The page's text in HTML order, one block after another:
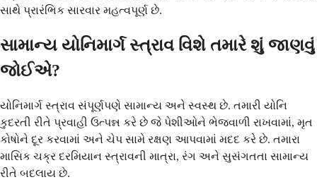
સાથે પ્રારંભિક સારવાર મહત્વપૂર્ણ છે.
સામાન્ય યોનિમાર્ગ સ્ત્રાવ વિશે તમારે શું જાણવું
જોઈએ?
યોનિમાર્ગ સ્ત્રાવ સંપૂર્ણપણે સામાન્ય અને સ્વસ્થ છે. તમારી યોનિ
કુદરતી રીતે પ્રવાહી ઉત્પન્ન કરે છે જે પેશીઓને ભેજવાળી રાખવામાં, મૃત
કોષોને દૂર કરવામાં અને ચેપ સામે રક્ષણ આપવામાં મદદ કરે છે. તમારા
માસિક ચક્ર દરમિયાન સ્ત્રાવની માત્રા, રંગ અને સુસંગતતા સામાન્ય
રીતે બદલાય છે.